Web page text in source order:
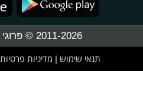
2011-2026 © פרוגי תקשורת בע"מ
תנאי שימוש מדיניות פרטיות